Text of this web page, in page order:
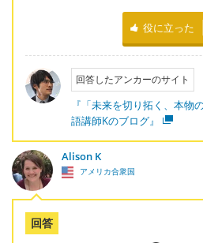
役に立った
回答したアンカーのサイト
『「未来を切り拓く、本物
語講師Kのブログ』
Alison K
アメリカ合衆国
回答